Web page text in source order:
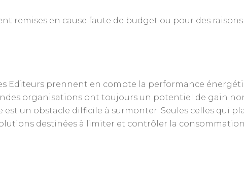
remises en cause faute de budget ou pour des
Editeurs prennent en compte la performance
organisations ont toujours un potentiel de gain
un obstacle difficile à surmonter. Seules celles qui
destinées à limiter et contrôler la